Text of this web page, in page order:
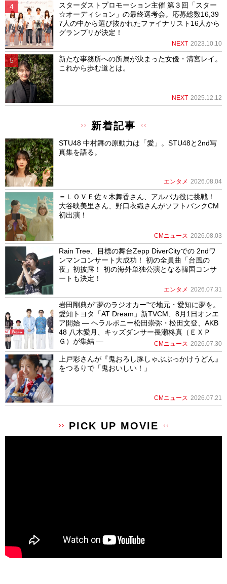
スターダストプロモーション主催 第３回「スター
☆オーディション」の最終選考会。応募総数16,39
7人の中から選び抜かれたファイナリスト16人から
グランプリが決定！
NEXT 2023.10.10
新たな事務所への所属が決まった女優・清宮レイ。
これから歩む道とは。
NEXT 2025.12.12
新着記事
STU48 中村舞の原動力は「愛」。STU48と2nd写
真集を語る。
エンタメ 2026.08.04
＝ＬＯＶＥ佐々木舞香さん、アルパカ役に挑戦！
大谷映美里さん、野口衣織さんがソフトバンクCM
初出演！
CMニュース 2026.08.03
Rain Tree、目標の舞台Zepp DiverCityでの 2ndワ
ンマンコンサート大成功！ 初の全員曲「台風の
夜」初披露！ 初の海外単独公演となる韓国コンサ
ートも決定！
エンタメ 2026.07.31
岩田剛典が”夢のラジオカー”で地元・愛知に夢を。
愛知トヨタ「AT Dream」新TVCM、8月1日オンエ
ア開始 ― ヘラルボニー松田崇弥・松田文登、AKB
48 八木愛月、キッズダンサー長瀬柊真（ＥＸＰ
Ｇ）が集結 ―
CMニュース 2026.07.30
上戸彩さんが『鬼おろし豚しゃぶぶっかけうどん』
をつるりで「鬼おいしい！」
CMニュース 2026.07.21
PICK UP MOVIE